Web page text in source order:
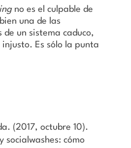
no es el culpable de
una de las
de un sistema caduco,
injusto. Es sólo la punta
(2017, octubre 10).
socialwashes: cómo